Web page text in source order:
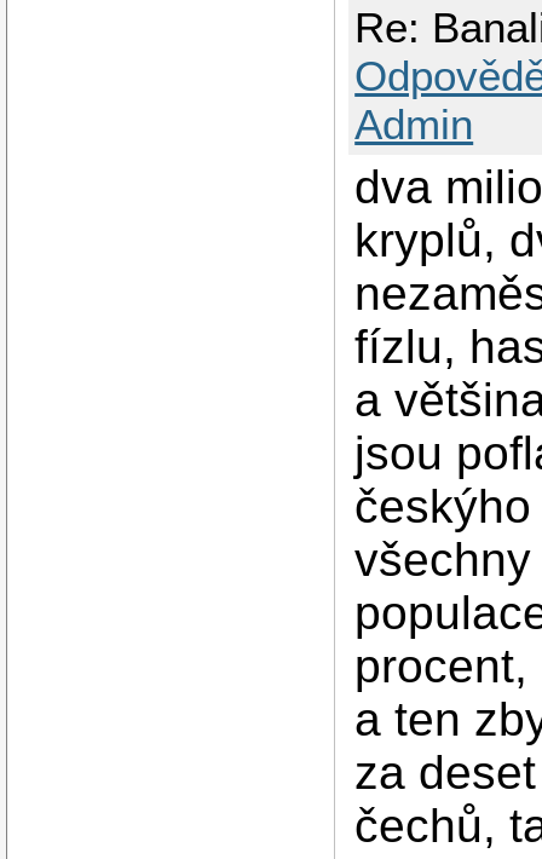
Re:
Admin
dva
kryplů,
fízlu,
a
jsou
a ten
za
čechů,